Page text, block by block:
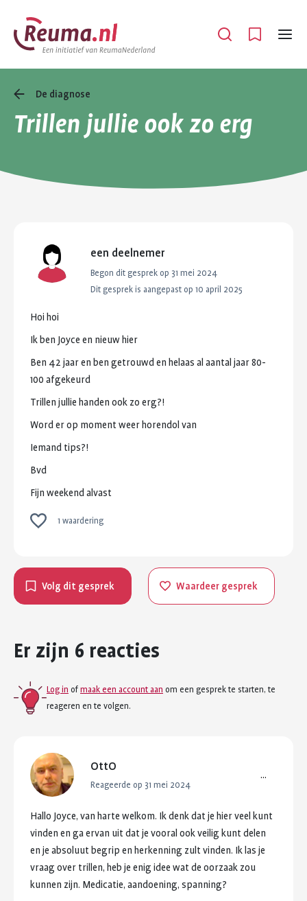
Spring
naar
hoofdinhoud
Spring
naar
footer
navigatie
Open
Menu
De diagnose
Trillen jullie ook zo erg
een deelnemer
Begon dit gesprek op 31 mei 2024
Dit gesprek is aangepast op 10 april 2025
Hoi hoi
Ik ben Joyce en nieuwhier
Ben 42 jaaren ben getrouwd en helaas al aantal jaar80-
100 afgekeurd
Trillen jullie handen ook zo erg?!
Word erop moment weerhorendol van
Iemand tips?!
Bvd
Fijn weekend alvast
1 waardering
Volg dit gesprek Waardeer gesprek
Er zijn 6 reacties
Log in of maak een account aan om een gesprek te starten, te
reageren en te volgen.
OttO
Reageerde op 31 mei 2024
...
Hallo Joyce, van harte welkom. Ik denk dat je hierveel kunt
vinden en gaervan uit dat je vooral ook veilig kunt delen
en je absoluut begrip en herkenning zult vinden. Ik las je
vraag over trillen, heb je enig idee wat de oorzaak zou
kunnen zijn. Medicatie, aandoening, spanning?